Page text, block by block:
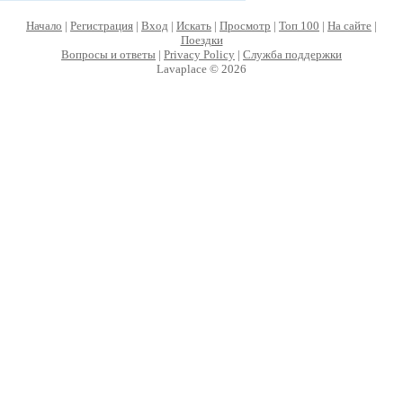
Начало | Регистрация | Вход | Искать | Просмотр | Топ 100 | На сайте |
Поездки
Вопросы и ответы | Privacy Policy | Служба поддержки
Lavaplace © 2026